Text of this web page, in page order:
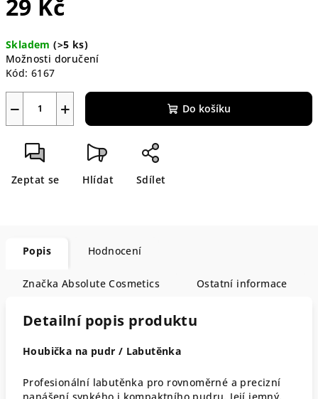
29 Kč
cena:
Skladem(>5 ks)
Možnosti doručení
Kód: 6167
+
− Do košíku
Zeptat se Hlídat Sdílet
Popis Hodnocení
Značka Absolute Cosmetics Ostatní informace
Detailní popis produktu
Houbička na pudr / Labutěnka
Profesionální labutěnka pro rovnoměrné a precizní